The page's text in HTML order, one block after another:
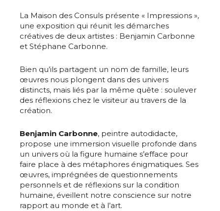
La Maison des Consuls présente « Impressions »,
une exposition qui réunit les démarches
créatives de deux artistes : Benjamin Carbonne
et Stéphane Carbonne.
Bien qu’ils partagent un nom de famille, leurs
œuvres nous plongent dans des univers
distincts, mais liés par la même quête : soulever
des réflexions chez le visiteur au travers de la
création.
Benjamin Carbonne, peintre autodidacte,
propose une immersion visuelle profonde dans
un univers où la figure humaine s’efface pour
faire place à des métaphores énigmatiques. Ses
œuvres, imprégnées de questionnements
personnels et de réflexions sur la condition
humaine, éveillent notre conscience sur notre
rapport au monde et à l’art.